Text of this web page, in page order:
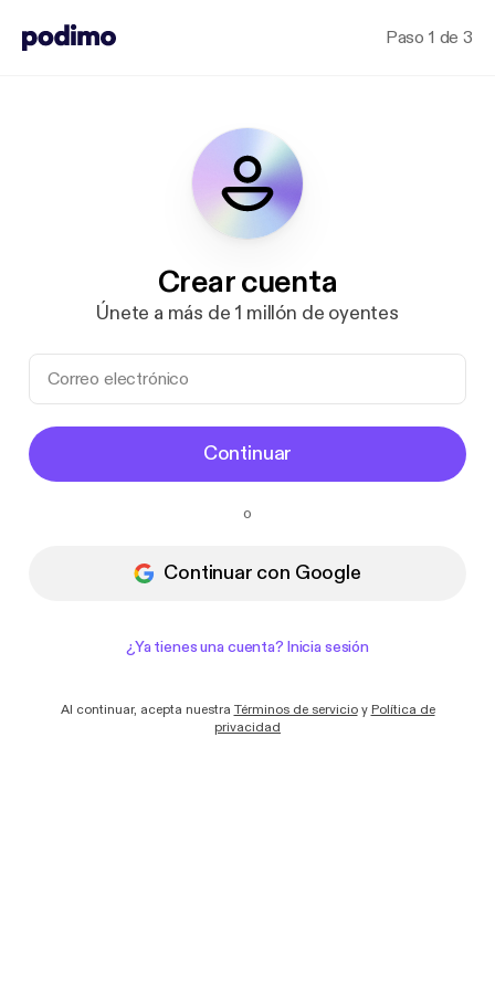
Paso 1 de 3
Crear cuenta
Únete a más de 1 millón de oyentes
Continuar
o
Continuar con Google
¿Ya tienes una cuenta? Inicia sesión
Al continuar, acepta nuestra Términos de servicio y Política de
privacidad